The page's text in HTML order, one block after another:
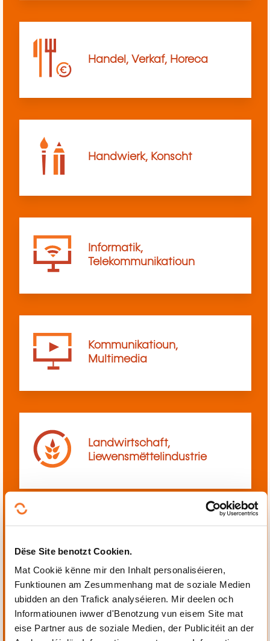
Dëse Site benotzt Cookien.
Mat Cookië kënne mir den Inhalt personaliséieren,
Funktiounen am Zesummenhang mat de soziale Medien
ubidden an den Trafick analyséieren. Mir deelen och
Informatiounen iwwer d'Benotzung vun eisem Site mat
eise Partner aus de soziale Medien, der Publicitéit an der
Handel, Verkaf, Horeca
Handwierk, Konscht
Informatik,
Telekommunikatioun
Kommunikatioun,
Multimedia
Landwirtschaft,
Liewensmëttelindustrie
Automatiséierung